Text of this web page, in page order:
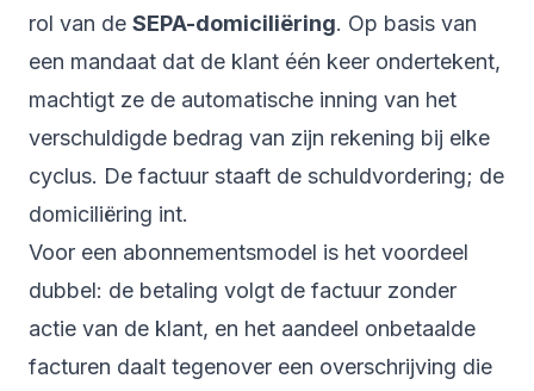
rol van de SEPA-domiciliëring. Op basis van
een mandaat dat de klant één keer ondertekent,
machtigt ze de automatische inning van het
verschuldigde bedrag van zijn rekening bij elke
cyclus. De factuur staaft de schuldvordering; de
domiciliëring int.
Voor een abonnementsmodel is het voordeel
dubbel: de betaling volgt de factuur zonder
actie van de klant, en het aandeel onbetaalde
facturen daalt tegenover een overschrijving die